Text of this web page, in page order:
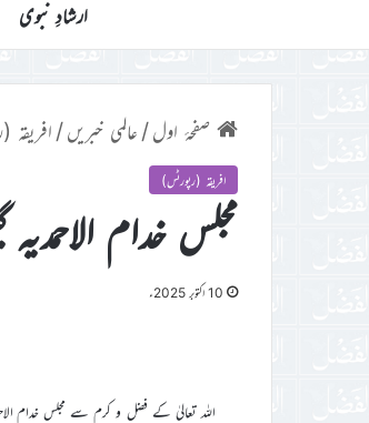
ارشادِ نبوی
صفحۂ اول/ عالمی خبریں/ افریقہ
افریقہ (رپورٹس)
مجلس خدام الاحمدیہ
10 اکتوبر 2025ء